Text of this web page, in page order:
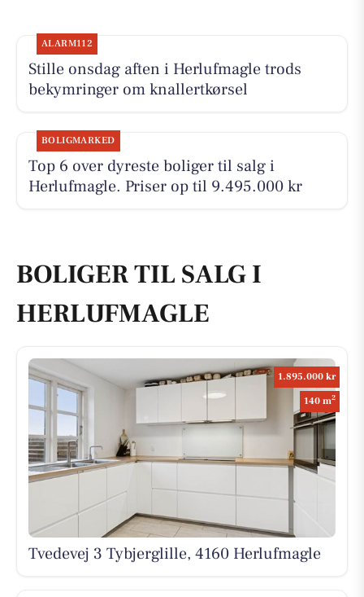
ALARM112
Stille onsdag aften i Herlufmagle trods
bekymringer om knallertkørsel
BOLIGMARKED
Top 6 over dyreste boliger til salg i
Herlufmagle. Priser op til 9.495.000 kr
BOLIGER TIL SALG I
HERLUFMAGLE
1.895.000 kr
140 m2
Tvedevej 3 Tybjerglille, 4160 Herlufmagle